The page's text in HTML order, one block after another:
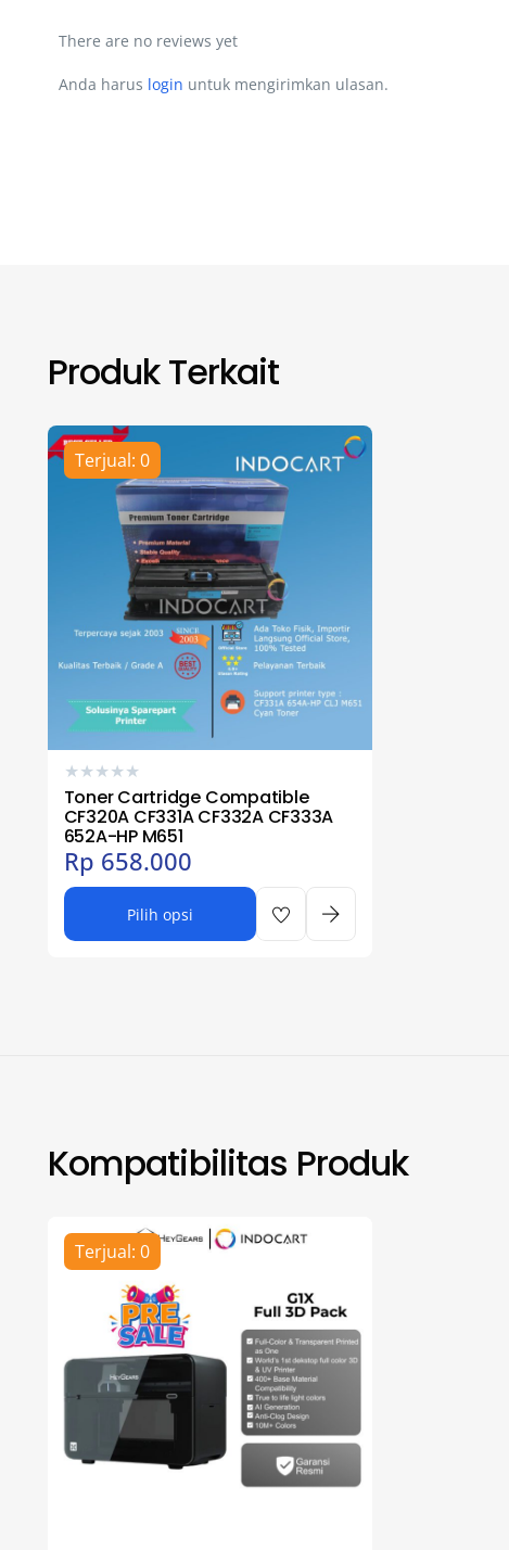
There are no reviews yet
Anda harus login untuk mengirimkan ulasan.
Produk Terkait
Terjual: 0
★★★★★
Toner Cartridge Compatible
CF320A CF331A CF332A CF333A
652A-HP M651
Rp 658.000
Pilih opsi
Kompatibilitas Produk
Terjual: 0